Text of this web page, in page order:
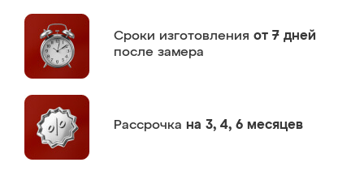
Сроки изготовления от 7 дней
после замера
Рассрочка на 3, 4, 6 месяцев